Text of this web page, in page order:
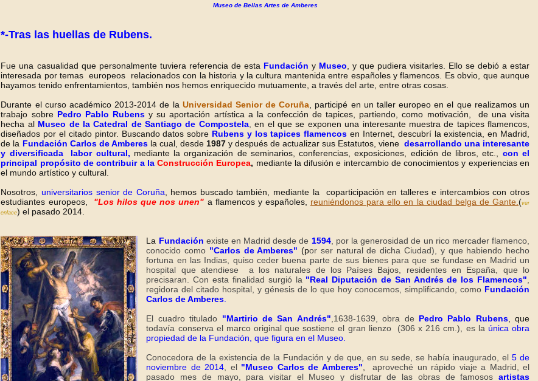
Museo de Bellas Artes de Amberes
*-Tras las huellas de Rubens.
Fue una casualidad que personalmente tuviera referencia de esta Fundación y Museo , y que pudiera visitarles. Ello se debió a estar
interesada por temas europeos relacionados con la historia y la cultura mantenida entre españoles y flamencos. Es obvio, que aunque
hayamos tenido enfrentamientos, también nos hemos enriquecido mutuamente, a través del arte, entre otras cosas.
Durante el curso académico 2013-2014 de la Universidad Senior de Coruña , participé en un taller europeo en el que realizamos un
trabajo sobre Pedro Pablo Rubens y su aportación artística a la confección de tapices, partiendo, como motivación, de una visita
hecha al Museo de la Catedral de Santiago de Compostela,en el que se exponen una interesante muestra de tapices flamencos,
diseñados por el citado pintor. Buscandodatos sobre Rubens y los tapices flamencos en Internet, descubrí la existencia, en Madrid,
de la Fundación Carlos de Amberes la cual, desde 1987 y después de actualizar sus Estatutos, viene desarrollando una interesante
y diversificada labor cultural, mediante la organización de seminarios, conferencias, exposiciones, edición de libros, etc., con el
principal propósito de contribuir a laConstrucción Europea, mediante la difusión e intercambio de conocimientos y experiencias en
el mundo artístico y cultural.
Nosotros, universitarios senior de Coruña , hemos buscado también, mediante la coparticipación en talleres e intercambios con otros
estudiantes europeos,
"Los hilos que nos unen" a flamencos y españoles, reuniéndonos para ello en la ciudad belga de Gante.(ver
enlace) el pasado 2014.
La Fundación existe en Madrid desde de 1594, por la generosidad de un rico mercader flamenco,
conocido como "Carlos de Amberes"(por ser natural de dicha Ciudad), y que habiendo hecho
fortuna en las Indias, quiso ceder buena parte de sus bienes para que se fundase en Madrid un
hospital que atendiese a los naturales de los Países Bajos, residentes en España, que lo
precisaran. Con esta finalidad surgió la "Real Diputación de San Andrés de los Flamencos"
regidora del citado hospital, y génesis de lo que hoy conocemos, simplificando, como Fundación
Carlos de Amberes
El cuadro titulado "Martirio de San Andrés" ,1638-1639, obra de Pedro Pablo Rubens, que
todavía conserva el marco original que sostiene el gran lienzo (306 x 216 cm.), es la única obra
propiedad de la Fundación, que figura en el Museo.
Conocedora de la existencia de la Fundación y de que, en su sede, se había inaugurado, el5 de
noviembre de 2014 , el "Museo Carlos de Amberes"
aproveché un rápido viaje a Madrid, el
pasado mes de mayo, para visitar el Museo y disfrutar de las obras de famosos artistas